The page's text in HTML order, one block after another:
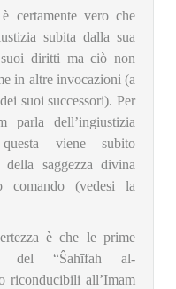
certamente vero che
subita dalla sua
diritti ma ciò non
in altre invocazioni (a
suoi successori). Per
parla dell’ingiustizia
viene subito
della saggezza divina
comando (vedesi la
è che le prime
del “Ŝahīfah al-
riconducibili all’Imam